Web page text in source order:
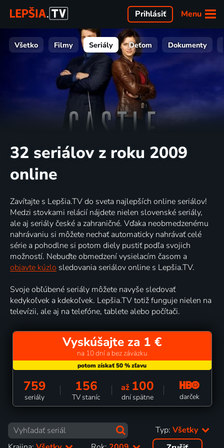
Menu
Prihlásiť
Všetko Filmy Seriály Deťom Dokumenty
32 seriálov z roku 2009
online
Zavítajte s Lepšia.TV do sveta najlepších online seriálov!
Medzi stovkami relácií nájdete nielen slovenské seriály,
ale aj seriály české a zahraničné. Vďaka neobmedzenému
nahrávaniu si môžete nechať automaticky nahrávať celé
série a pohodlne si potom diely pustiť podľa svojich
možností. Nebuďte obmedzení vysielacím časom a
objavte kúzlo sledovania seriálov online s Lepšia.TV.
Svoje obľúbené seriály môžete navyše sledovať
kedykoľvek a kdekoľvek. Lepšia.TV totiž funguje nielen na
televízii, ale aj na telefóne, tablete alebo počítači.
Vyskúšajte za 1 €
na 10 dní a bez záväzku
759
seriály
156
TV staníc
až 100
dní spätne darček
Typ: Všetky